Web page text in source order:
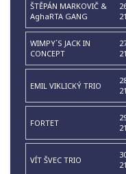
ŠTĚPÁN MARKOVIČ &
AghaRTA GANG
WIMPY´S JACK IN
CONCEPT
EMIL VIKLICKÝ TRIO
FORTET
VÍT ŠVEC TRIO